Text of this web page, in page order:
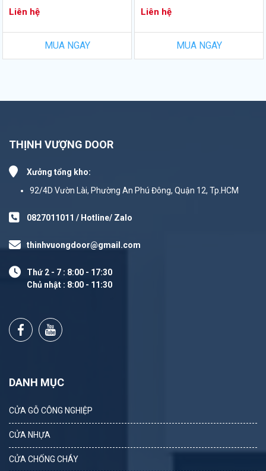
Liên hệ
MUA NGAY
Liên hệ
MUA NGAY
THỊNH VƯỢNG DOOR
Xưởng tổng kho:
92/4D Vườn Lài, Phường An Phú Đông, Quận 12, Tp.HCM
0827011011 / Hotline/ Zalo
thinhvuongdoor@gmail.com
Thứ 2 - 7 : 8:00 - 17:30
Chủ nhật : 8:00 - 11:30
DANH MỤC
CỬA GỖ CÔNG NGHIỆP
CỬA NHỰA
CỬA CHỐNG CHÁY